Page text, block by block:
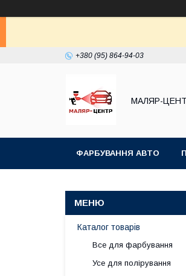
+380 (95) 864-94-03
МАЛЯР-
ФАРБУВАННЯ АВТО
Каталог товарів
Все для фарбування
Усе для полірування